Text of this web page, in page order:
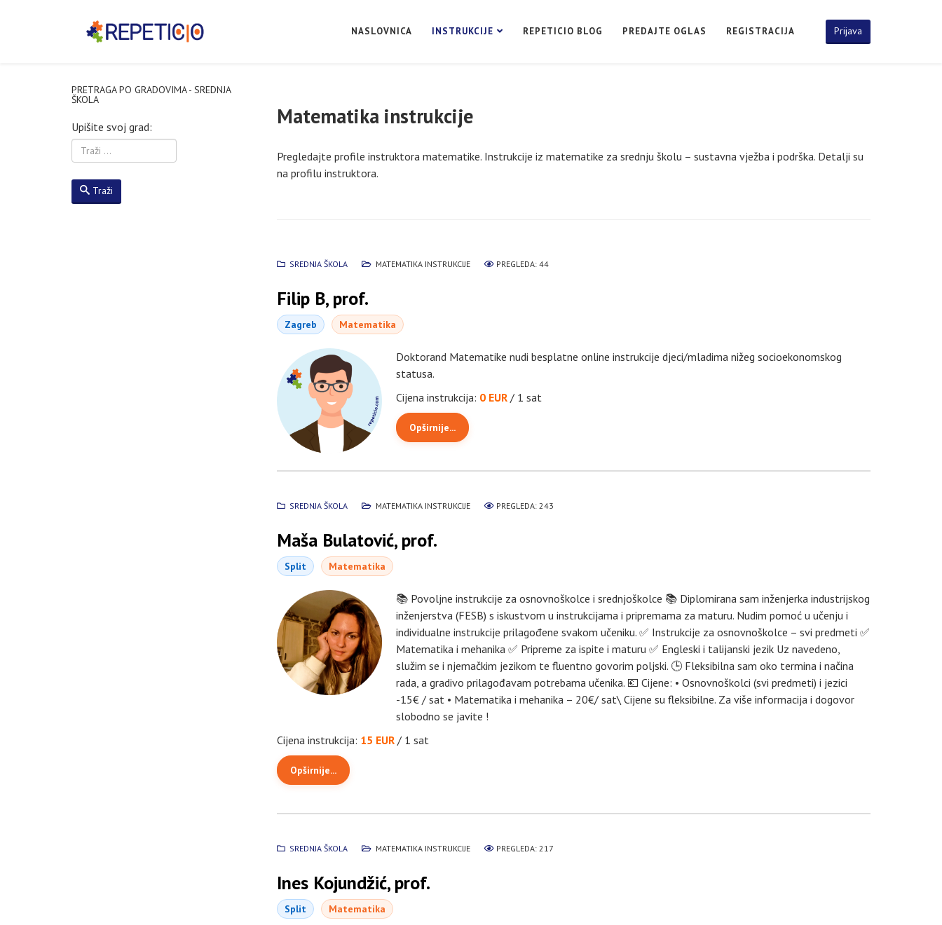
Prijava
NASLOVNICA INSTRUKCIJE REPETICIO BLOG PREDAJTE OGLAS REGISTRACIJA
PRETRAGA PO GRADOVIMA - SREDNJA
ŠKOLA
Upišite svoj grad:
Traži
Matematika instrukcije
Pregledajte profile instruktora matematike. Instrukcije iz matematike za srednju školu – sustavna vježba i podrška. Detalji su
na profilu instruktora.
SREDNJA ŠKOLA MATEMATIKA INSTRUKCIJE PREGLEDA: 44
Filip B, prof.
Zagreb Matematika
Doktorand Matematike nudi besplatne online instrukcije djeci/mladima nižeg socioekonomskog
statusa.
Cijena instrukcija: 0 EUR / 1 sat
Opširnije...
SREDNJA ŠKOLA MATEMATIKA INSTRUKCIJE PREGLEDA: 243
Maša Bulatović, prof.
Split Matematika
📚 Povoljne instrukcije za osnovnoškolce i srednjoškolce 📚 Diplomirana sam inženjerka industrijskog
inženjerstva (FESB) s iskustvom u instrukcijama i pripremama za maturu. Nudim pomoć u učenju i
individualne instrukcije prilagođene svakom učeniku. ✅ Instrukcije za osnovnoškolce – svi predmeti ✅
Matematika i mehanika ✅ Pripreme za ispite i maturu ✅ Engleski i talijanski jezik Uz navedeno,
služim se i njemačkim jezikom te fluentno govorim poljski. 🕒 Fleksibilna sam oko termina i načina
rada, a gradivo prilagođavam potrebama učenika. 💶 Cijene: • Osnovnoškolci (svi predmeti) i jezici
-15€ / sat • Matematika i mehanika – 20€/ sat\ Cijene su fleksibilne. Za više informacija i dogovor
slobodno se javite !
Cijena instrukcija: 15 EUR / 1 sat
Opširnije...
SREDNJA ŠKOLA MATEMATIKA INSTRUKCIJE PREGLEDA: 217
Ines Kojundžić, prof.
Split Matematika